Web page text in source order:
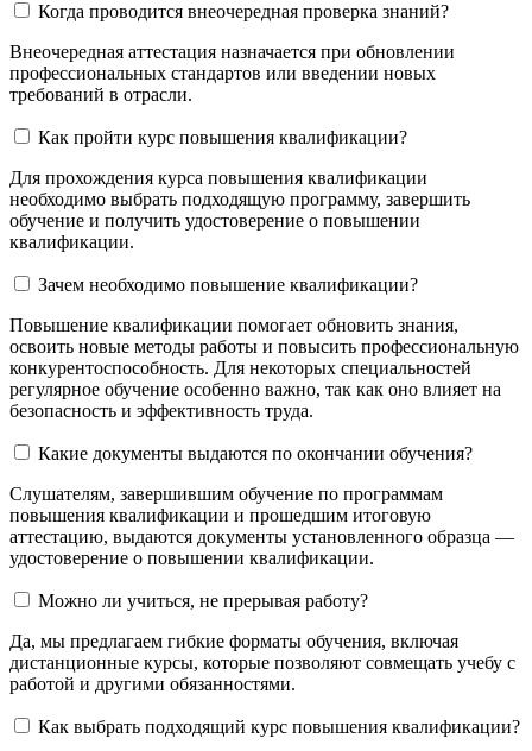
Когда проводится внеочередная проверка знаний?
Внеочередная аттестация назначается при обновлении
профессиональных стандартов или введении новых
требований в отрасли.
Как пройти курс повышения квалификации?
Для прохождения курса повышения квалификации
необходимо выбрать подходящую программу, завершить
обучение и получить удостоверение о повышении
квалификации.
Зачем необходимо повышение квалификации?
Повышение квалификации помогает обновить знания,
освоить новые методы работы и повысить профессиональную
конкурентоспособность. Для некоторых специальностей
регулярное обучение особенно важно, так как оно влияет на
безопасность и эффективность труда.
Какие документы выдаются по окончании обучения?
Слушателям, завершившим обучение по программам
повышения квалификации и прошедшим итоговую
аттестацию, выдаются документы установленного образца —
удостоверение о повышении квалификации.
Можно ли учиться, не прерывая работу?
Да, мы предлагаем гибкие форматы обучения, включая
дистанционные курсы, которые позволяют совмещать учебу с
работой и другими обязанностями.
Как выбрать подходящий курс повышения квалификации?